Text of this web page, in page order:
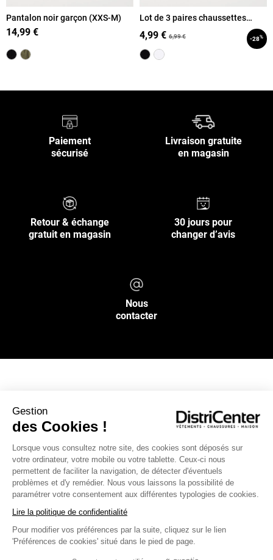
Gestion
des Cookies !
Lorsque vous consultez notre site, des cookies sont déposés sur
votre ordinateur, votre mobile ou votre tablette. Ceux-ci nous
permettent de faciliter la navigation, de détecter d'éventuels
problèmes et d'y remédier. Nous vous laissons la possibilité de
paramétrer votre consentement aux différentes typologies de cookies.
Lire la politique de confidentialité
Pour modifier vos préférences par la suite, cliquez sur le lien
'Préférences de cookies' situé dans le pied de page.
Pantalon noir garçon (XXS-M)
14,99 €
Lot de 3 paires chaussettes
4,99 € 6,99 € -28%
Paiement
sécurisé
Livraison gratuite
en magasin
Retour & échange
gratuit en magasin
30 jours pour
changer d’avis
Nous
contacter
INFOS PRATIQUES
L’ENSEIGNE DISTRICENTER
Suivez-nous
Moyens de paiement